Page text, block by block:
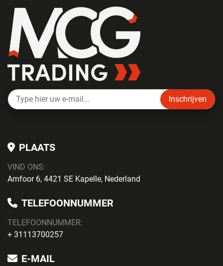
Inschrijven
PLAATS
VIND ONS:
Amfoor 6, 4421 SE Kapelle, Nederland
TELEFOONNUMMER
TELEFOONNUMMER:
+ 31113700257
E-MAIL